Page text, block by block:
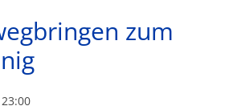
zum
23:00